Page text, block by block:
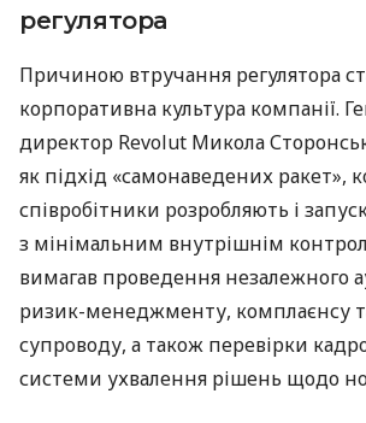
регулятора
Причиною втручання регулятора
корпоративна культура компанії.
директор Revolut Микола
як підхід «самонаведених ракет»,
співробітники розробляють і
з мінімальним внутрішнім
вимагав проведення незалежного
ризик-менеджменту, комплаєнсу
супроводу, а також перевірки
системи ухвалення рішень щодо